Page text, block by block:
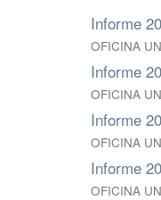
Informe
OFICINA
Informe
OFICINA
Informe
OFICINA
Informe
OFICINA